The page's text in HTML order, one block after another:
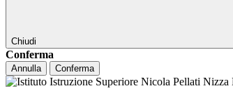
Chiudi
Conferma
Annulla Conferma